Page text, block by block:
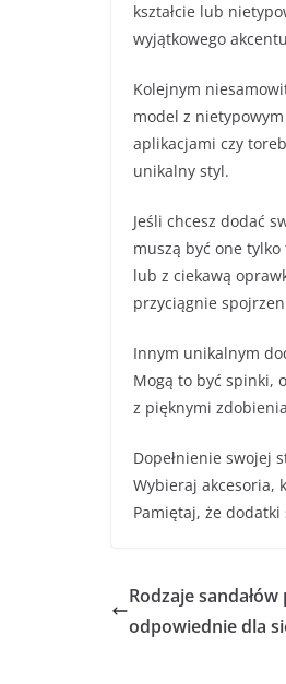
kształcie lub
wyjątkowego
Kolejnym
model z
aplikacjami czy
unikalny styl.
Jeśli chcesz dodać
muszą być one
lub z ciekawą
przyciągnie
Innym unikalnym
Mogą to być spinki,
z pięknymi
Dopełnienie swojej
Wybieraj akcesoria,
Pamiętaj, że
Rodzaje
odpowiednie dla